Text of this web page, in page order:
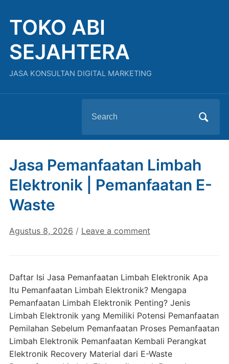
TOKO ABI
SEJAHTERA
JASA KONSULTAN DIGITAL MARKETING
for:
Jasa Pemanfaatan Limbah
Elektronik | Pemanfaatan E-
Waste
Agustus 8, 2026 / Leave a comment
Daftar Isi Jasa Pemanfaatan Limbah Elektronik Apa
Itu Pemanfaatan Limbah Elektronik? Mengapa
Pemanfaatan Limbah Elektronik Penting? Jenis
Limbah Elektronik yang Memiliki Potensi Pemanfaatan
Pemilahan Sebelum Pemanfaatan Proses Pemanfaatan
Limbah Elektronik Pemanfaatan Kembali Perangkat
Elektronik Recovery Material dari E-Waste